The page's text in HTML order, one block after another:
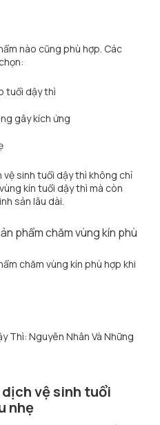
nào cũng phù hợp. Các
tuổi dậy thì
gây kích ứng
sinh tuổi dậy thì không chỉ
kín tuổi dậy thì mà còn
sản lâu dài.
chăm vùng kín phù hợp khi
Thì: Nguyên Nhân Và Những
vệ sinh tuổi
nhẹ